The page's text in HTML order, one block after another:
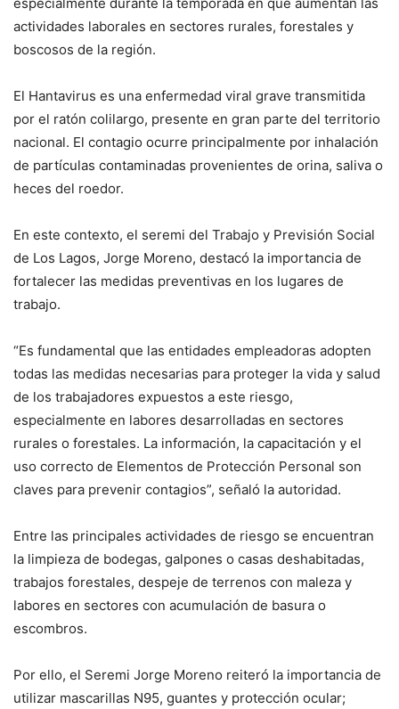
actividades laborales en sectores rurales, forestales y
boscosos de la región.
El Hantavirus es una enfermedad viral grave transmitida
por el ratón colilargo, presente en gran parte del territorio
nacional. El contagio ocurre principalmente por inhalación
de partículas contaminadas provenientes de orina, saliva o
heces del roedor.
En este contexto, el seremi del Trabajo y Previsión Social
de Los Lagos, Jorge Moreno, destacó la importancia de
fortalecer las medidas preventivas en los lugares de
trabajo.
“Es fundamental que las entidades empleadoras adopten
todas las medidas necesarias para proteger la vida y salud
de los trabajadores expuestos a este riesgo,
especialmente en labores desarrolladas en sectores
rurales o forestales. La información, la capacitación y el
uso correcto de Elementos de Protección Personal son
claves para prevenir contagios”, señaló la autoridad.
Entre las principales actividades de riesgo se encuentran
la limpieza de bodegas, galpones o casas deshabitadas,
trabajos forestales, despeje de terrenos con maleza y
labores en sectores con acumulación de basura o
escombros.
Por ello, el Seremi Jorge Moreno reiteró la importancia de
utilizar mascarillas N95, guantes y protección ocular;